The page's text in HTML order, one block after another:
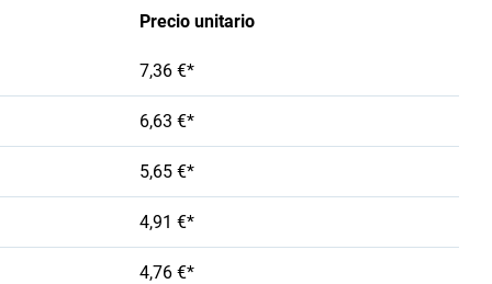
Precio unitario
7,36 €*
6,63 €*
5,65 €*
4,91 €*
4,76 €*